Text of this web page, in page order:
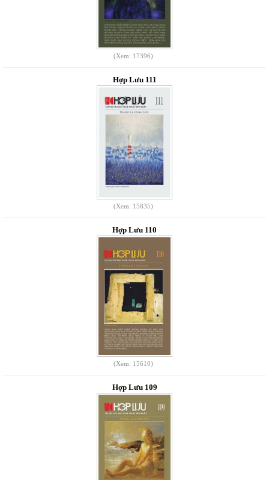
(Xem: 17396)
Hợp Lưu 111
(Xem: 15835)
Hợp Lưu 110
(Xem: 15610)
Hợp Lưu 109